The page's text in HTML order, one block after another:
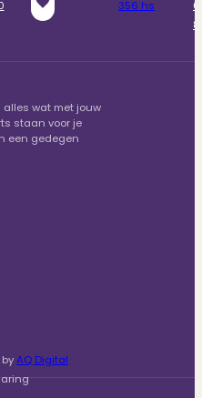
356 hs
alles wat met jouw
staan voor je
een gedegen
byAQ Digital